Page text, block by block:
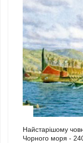
Найстарішому
Чорного моря -